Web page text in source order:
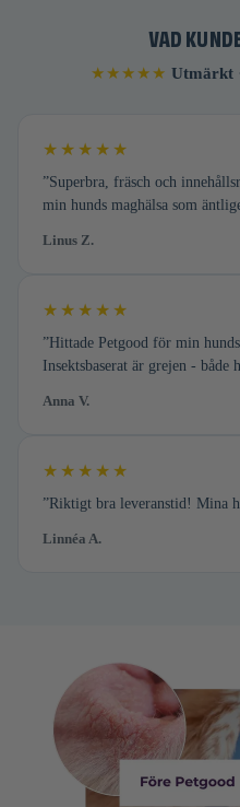
VAD
★★★★★ Utmärkt
★★★★★
”Superbra, fräsch och
min hunds maghälsa som
Linus Z.
★★★★★
”Hittade Petgood för min
Insektsbaserat är grejen -
Anna V.
★★★★★
”Riktigt bra leveranstid! Mina
Linnéa A.